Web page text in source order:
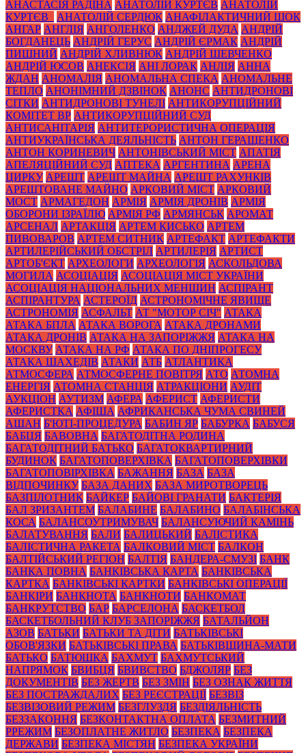
АНАСТАСІЯ РАДІНА АНАТОЛІЙ КУРТЄВ АНАТОЛІЙ
КУРТЄВ_
АНАТОЛІЙ СЕРДЮК АНАФІЛАКТИЧНИЙ ШОК
АНГАР АНГЛІЯ АНГОЛЕНКО АНДЖЕЙ ДУДА АНДРІЙ
БОГДАНЕЦЬ АНДРІЙ ГЕРУС АНДРІЙ ЄРМАК АНДРІЙ
ПИШНИЙ АНДРІЙ ХЛИВНЮК АНДРІЙ ШЕВЧЕНКО
АНДРІЙ ЮСОВ АНЕКСІЯ АНІ ЛОРАК АНЛІЯ АННА
ЖДАН АНОМАЛІЯ АНОМАЛЬНА СПЕКА АНОМАЛЬНЕ
ТЕПЛО АНОНІМНИЙ ДЗВІНОК АНОНС АНТИДРОНОВІ
СІТКИ АНТИДРОНОВІ ТУНЕЛІ АНТИКОРУПЦІЙНИЙ
КОМІТЕТ ВР АНТИКОРУПЦІЙНИЙ СУД
АНТИСАНІТАРІЯ АНТИТЕРОРИСТИЧНА ОПЕРАЦІЯ
АНТИУКРАЇНСЬКА ДЕЯЛЬНІСТЬ АНТОН ГЕРАЩЕНКО
АНТОН КОРИНЕВИЧ АНТОНІВСЬКИЙ МІСТ АПАТІЯ
АПЕЛЯЦІЙНИЙ СУД АПТЕКА АРГЕНТИНА АРЕНА
ЦИРКУ АРЕШТ АРЕШТ МАЙНА АРЕШТ РАХУНКІВ
АРЕШТОВАНЕ МАЙНО АРКОВИЙ МІСТ АРКОВИЙ
МОСТ АРМАГЕДОН АРМІЯ АРМІЯ ДРОНІВ АРМІЯ
ОБОРОНИ ІЗРАЇЛЮ АРМІЯ РФ АРМЯНСЬК АРОМАТ
АРСЕНАЛ АРТАКЦІЯ АРТЕМ КИСЬКО АРТЕМ
ПИВОВАРОВ АРТЕМ СИТНИК АРТЕФАКТ АРТЕФАКТИ
АРТИЛЕРІЙСЬКИЙ ОБСТРІЛ АРТИЛЕРІЯ АРТИСТ
АРТОБ'ЄКТ АРХЕОЛОГИ АРХЕОЛОГІЯ АСКОЛЬДОВА
МОГИЛА АСОЦІАЦІЯ АСОЦІАЦІЯ МІСТ УКРАЇНИ
АСОЦІАЦІЯ НАЦІОНАЛЬНИХ МЕНШИН АСПІРАНТ
АСПІРАНТУРА АСТЕРОЇД АСТРОНОМІЧНЕ ЯВИЩЕ
АСТРОНОМІЯ АСФАЛЬТ АТ "МОТОР СІЧ" АТАКА
АТАКА БПЛА АТАКА ВОРОГА АТАКА ДРОНАМИ
АТАКА ДРОНІВ АТАКА НА ЗАПОРІЖЖЯ АТАКА НА
МОСКВУ АТАКА НА РФ АТАКА ПО ДНІПРОГЕСУ
АТАКА ШАХЕДІВ АТАКИ АТБ АТЛАНТИКА
АТМОСФЕРА АТМОСФЕРНЕ ПОВІТРЯ АТО АТОМНА
ЕНЕРГІЯ АТОМНА СТАНЦІЯ АТРАКЦІОНИ АУДІТ
АУКЦІОН АУТИЗМ АФЕРА АФЕРИСТ АФЕРИСТИ
АФЕРИСТКА АФІША АФРИКАНСЬКА ЧУМА СВИНЕЙ
АШАН Б'ЮТІ-ПРОЦЕДУРА БАБИН ЯР БАБУРКА БАБУСЯ
БАБЦЯ БАВОВНА БАГАТОДІТНА РОДИНА
БАГАТОДІТНИЙ БАТЬКО БАГАТОКВАРТИРНИЙ
БУДИНОК БАГАТОПОВЕРХІВКА БАГАТОПОВЕРХІВКИ
БАГАТОПОВІРХІВКА БАЖАННЯ БАЗА БАЗА
ВІДПОЧИНКУ БАЗА ДАНИХ БАЗА МИРОТВОРЕЦЬ
БАЗПІЛОТНИК БАЙКЕР БАЙОВІ ГРАНАТИ БАКТЕРІЯ
БАЛ ЗРИЗАНТЕМ БАЛАБИНЕ БАЛАБИНО БАЛАБІНСЬКА
КОСА БАЛАНСОУТРИМУВАЧ БАЛАНСУЮЧИЙ КАМІНЬ
БАЛАТУВАННЯ БАЛИ БАЛИЦЬКИЙ БАЛІСТИКА
БАЛІСТИЧНА РАКЕТА БАЛКОВИЙ МІСТ БАЛКОН
БАЛТІЙСЬКИЙ РЕГІОН БАЛТІЯ БАНДЕРА-СМУЗІ БАНК
БАНКА ПОВНА БАНКІВСЬКА КАРТА БАНКІВСЬКА
КАРТКА БАНКІВСЬКІ КАРТКИ БАНКІВСЬКІ ОПЕРАЦІЇ
БАНКІРИ БАНКНОТА БАНКНОТИ БАНКОМАТ
БАНКРУТСТВО БАР БАРСЕЛОНА БАСКЕТБОЛ
БАСКЕТБОЛЬНИЙ КЛУБ ЗАПОРІЖЖЯ БАТАЛЬЙОН
АЗОВ БАТЬКИ БАТЬКИ ТА ДІТИ БАТЬКІВСЬКІ
ОБОВ'ЯЗКИ БАТЬКІВСЬКІ ПРАВА БАТЬКІВЩИНА-МАТИ
БАТЬКО БАТЮШКА БАХМУТ БАХМУТСЬКИЙ
НАПРЯМОК БВИБЦЯ БВИВСТВО БДЖОЛЯР БЕЗ
ДОКУМЕНТІВ БЕЗ ЖЕРТВ БЕЗ ЗМІН БЕЗ ОЗНАК ЖИТТЯ
БЕЗ ПОСТРАЖДАЛИХ БЕЗ РЕЄСТРАЦІЇ БЕЗВІЗ
БЕЗВІЗОВИЙ РЕЖИМ БЕЗГЛУЗДЯ БЕЗДІЯЛЬНІСТЬ
БЕЗЗАКОННЯ БЕЗКОНТАКТНА ОПЛАТА БЕЗМИТНИЙ
РРЕЖИМ БЕЗОПЛАТНЕ ЖИТЛО БЕЗПЕКА БЕЗПЕКА
ДЕРЖАВИ БЕЗПЕКА МІСТЯН БЕЗПЕКА УКРАЇНИ